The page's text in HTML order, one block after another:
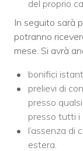
del proprio
In seguito sarà
potranno
mese. Si avrà
bonifici
prelievi di
presso
presso tutti i
l’assenza di
estera.